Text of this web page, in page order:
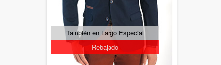
Rebajado
También en Largo Especial